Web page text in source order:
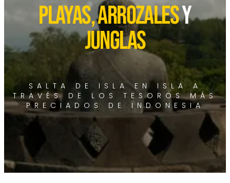
playas, arrozalesy
junglas
SALTA DE ISLA EN ISLA A
TRAVÉS DE LOS TESOROS MÁS
PRECIADOS DE INDONESIA